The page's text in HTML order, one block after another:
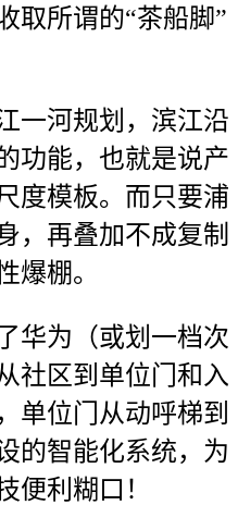
取所谓的“茶船脚”
河规划，滨江沿
功能，也就是说产
度模板。而只要浦
，再叠加不成复制
爆棚。
为（或划一档次
社区到单位门和入
单位门从动呼梯到
的智能化系统，为
便利糊口！